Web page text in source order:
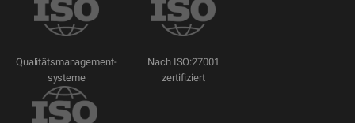
Qualitätsmanagement-
systeme
Nach ISO:27001
zertifiziert